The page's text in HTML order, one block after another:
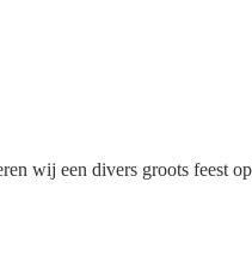
wij een divers groots feest